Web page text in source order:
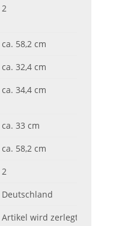
2
ca. 58,2 cm
ca. 32,4 cm
ca. 34,4 cm
ca. 33 cm
ca. 58,2 cm
2
Deutschland
Artikel wird zerlegt mit